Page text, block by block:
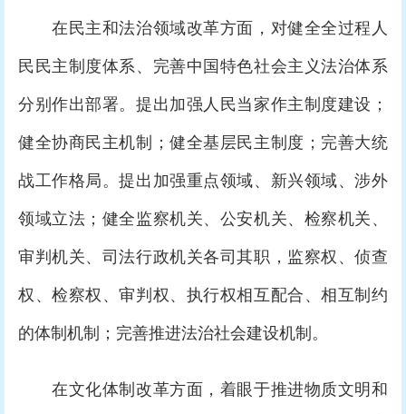
在民主和法治领域改革方面，对健全全过程人
民民主制度体系、完善中国特色社会主义法治体系
分别作出部署。提出加强人民当家作主制度建设；
健全协商民主机制；健全基层民主制度；完善大统
战工作格局。提出加强重点领域、新兴领域、涉外
领域立法；健全监察机关、公安机关、检察机关、
审判机关、司法行政机关各司其职，监察权、侦查
权、检察权、审判权、执行权相互配合、相互制约
的体制机制；完善推进法治社会建设机制。
在文化体制改革方面，着眼于推进物质文明和